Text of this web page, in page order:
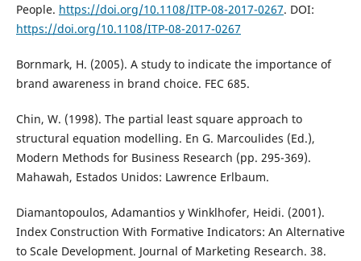
People. https://doi.org/10.1108/ITP-08-2017-0267. DOI:
https://doi.org/10.1108/ITP-08-2017-0267
Bornmark, H. (2005). A study to indicate the importance of
brand awareness in brand choice. FEC 685.
Chin, W. (1998). The partial least square approach to
structural equation modelling. En G. Marcoulides (Ed.),
Modern Methods for Business Research (pp. 295-369).
Mahawah, Estados Unidos: Lawrence Erlbaum.
Diamantopoulos, Adamantios y Winklhofer, Heidi. (2001).
Index Construction With Formative Indicators: An Alternative
to Scale Development. Journal of Marketing Research. 38.